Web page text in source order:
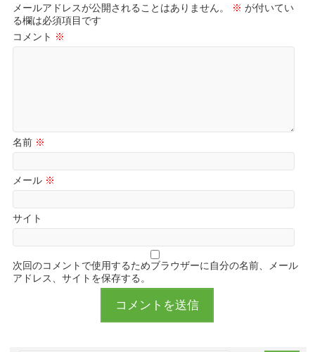
メールアドレスが公開されることはありません。 ※ が付いてい
る欄は必須項目です
コメント ※
名前 ※
メール ※
サイト
次回のコメントで使用するためブラウザーに自分の名前、メール
アドレス、サイトを保存する。